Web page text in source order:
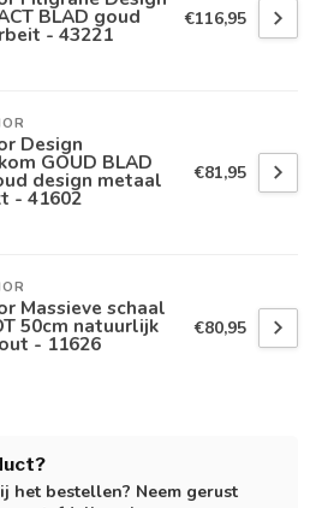
BLAD goud
- 43221
€116,95
Design
GOUD BLAD
design metaal
- 41602
€81,95
Massieve schaal
50cm natuurlijk
- 11626
€80,95
het bestellen? Neem gerust